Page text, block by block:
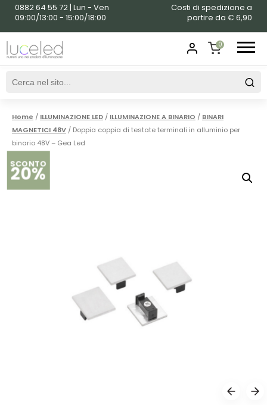
0882 64 55 72 | Lun - Ven
09:00/13:00 - 15:00/18:00
Costi di spedizione a
partire da € 6,90
0
SHOPPING
Home / ILLUMINAZIONE LED / ILLUMINAZIONE A BINARIO / BINARI
MAGNETICI 48V / Doppia coppia di testate terminali in alluminio per
binario 48V – Gea Led
SCONTO
20%